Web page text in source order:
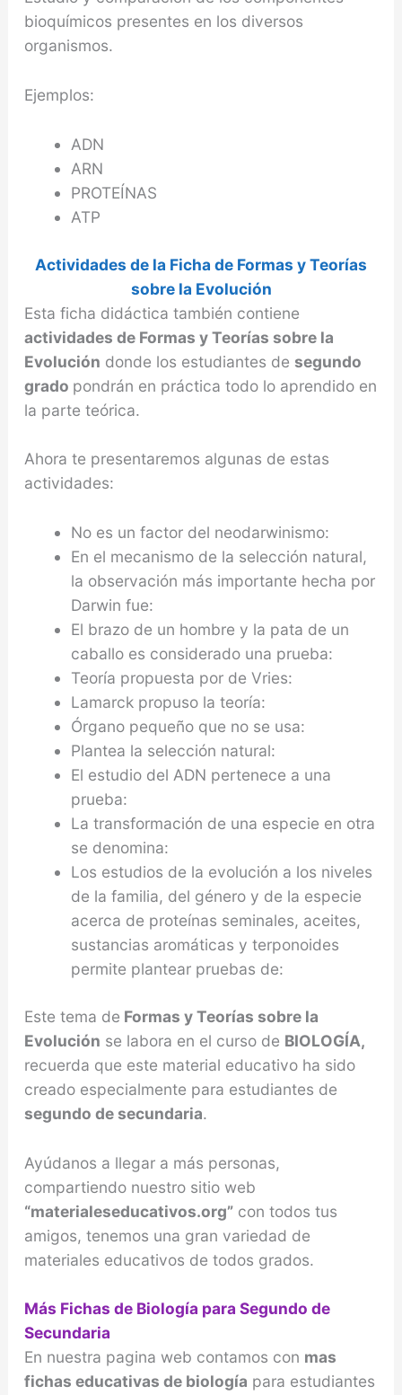
bioquímicos presentes en los diversos
organismos.
Ejemplos:
ADN
ARN
PROTEÍNAS
ATP
Actividades de la Ficha de Formas y Teorías
sobre la Evolución
Esta ficha didáctica también contiene
actividades de Formas y Teorías sobre la
Evolución donde los estudiantes de segundo
grado pondrán en práctica todo lo aprendido en
la parte teórica.
Ahora te presentaremos algunas de estas
actividades:
No es un factor del neodarwinismo:
En el mecanismo de la selección natural,
la observación más importante hecha por
Darwin fue:
El brazo de un hombre y la pata de un
caballo es considerado una prueba:
Teoría propuesta por de Vries:
Lamarck propuso la teoría:
Órgano pequeño que no se usa:
Plantea la selección natural:
El estudio del ADN pertenece a una
prueba:
La transformación de una especie en otra
se denomina:
Los estudios de la evolución a los niveles
de la familia, del género y de la especie
acerca de proteínas seminales, aceites,
sustancias aromáticas y terponoides
permite plantear pruebas de:
Este tema de Formas y Teorías sobre la
Evolución se labora en el curso de BIOLOGÍA,
recuerda que este material educativo ha sido
creado especialmente para estudiantes de
segundo de secundaria.
Ayúdanos a llegar a más personas,
compartiendo nuestro sitio web
“materialeseducativos.org”con todos tus
amigos, tenemos una gran variedad de
materiales educativos de todos grados.
Más Fichas de Biología para Segundo de
Secundaria
En nuestra pagina web contamos con mas
fichas educativas de biología para estudiantes